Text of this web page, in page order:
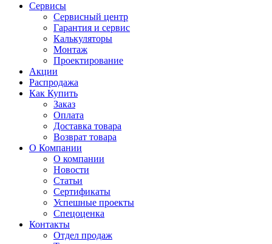
Сервисы
Сервисный центр
Гарантия и сервис
Калькуляторы
Монтаж
Проектирование
Акции
Распродажа
Как Купить
Заказ
Оплата
Доставка товара
Возврат товара
О Компании
О компании
Новости
Статьи
Сертификаты
Успешные проекты
Спецоценка
Контакты
Отдел продаж